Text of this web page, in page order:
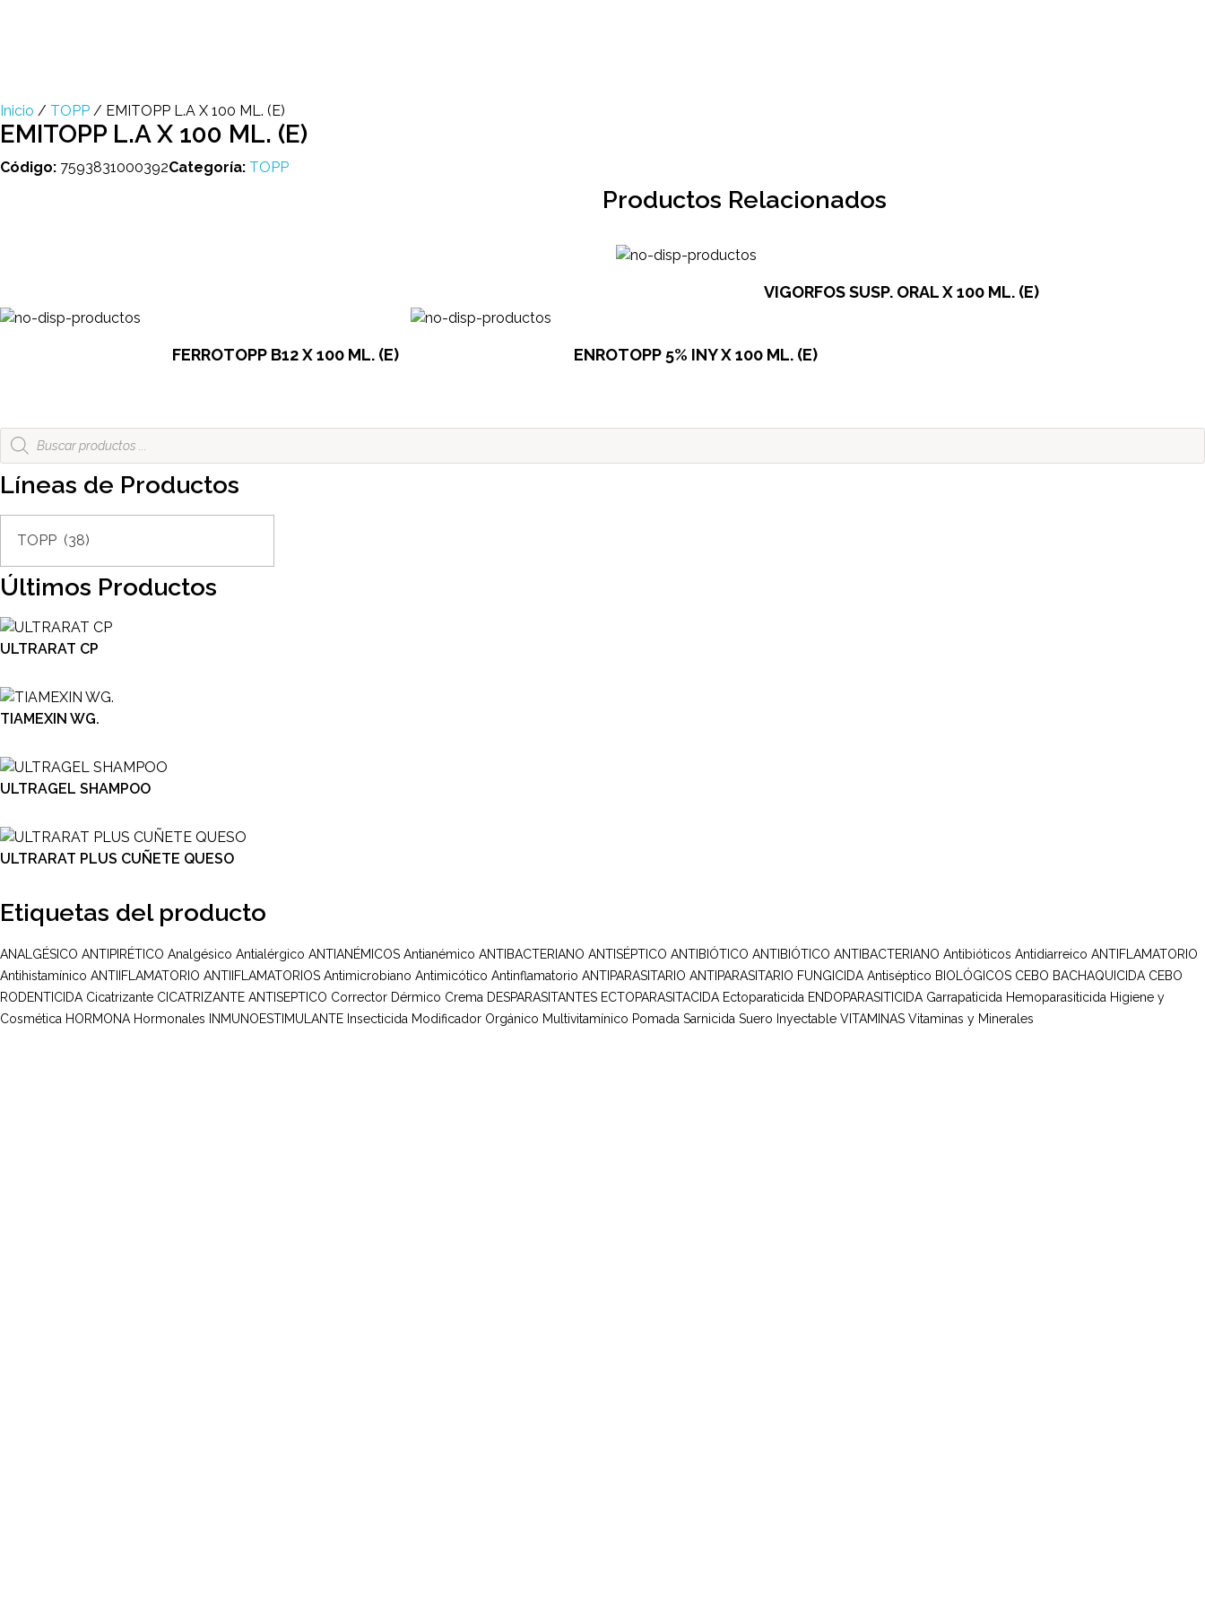
Inicio / TOPP / EMITOPP L.A X 100 ML. (E)
EMITOPP L.A X 100 ML. (E)
Código: 7593831000392Categoría: TOPP
Productos Relacionados
VIGORFOS SUSP. ORAL X 100 ML. (E)
FERROTOPP B12 X 100 ML. (E) ENROTOPP 5% INY X 100 ML. (E)
Búsqueda
de
productos
Líneas de Productos
Últimos Productos
ULTRARAT CP
TIAMEXIN WG.
ULTRAGEL SHAMPOO
ULTRARAT PLUS CUÑETE QUESO
Etiquetas del producto
ANALGÉSICO ANTIPIRÉTICO Analgésico Antialérgico ANTIANÉMICOS Antianémico ANTIBACTERIANO ANTISÉPTICO ANTIBIÓTICO ANTIBIÓTICO ANTIBACTERIANO Antibióticos Antidiarreico ANTIFLAMATORIO
Antihistamínico ANTIIFLAMATORIO ANTIIFLAMATORIOS Antimicrobiano Antimicótico Antinflamatorio ANTIPARASITARIO ANTIPARASITARIO FUNGICIDA Antiséptico BIOLÓGICOS CEBO BACHAQUICIDA CEBO
RODENTICIDA Cicatrizante CICATRIZANTE ANTISEPTICO Corrector Dérmico Crema DESPARASITANTES ECTOPARASITACIDA Ectoparaticida ENDOPARASITICIDA Garrapaticida Hemoparasiticida Higiene y
Cosmética HORMONA Hormonales INMUNOESTIMULANTE Insecticida Modificador Orgánico Multivitamínico Pomada Sarnicida Suero Inyectable VITAMINAS Vitaminas y Minerales